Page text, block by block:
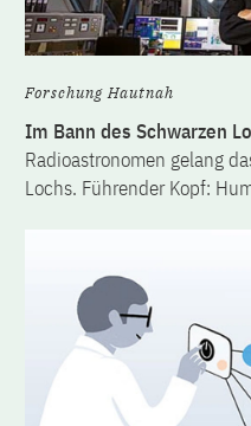
Forschung Hautnah
Im Bann des Schwarzen
Radioastronomen gelang
Lochs. Führender Kopf: